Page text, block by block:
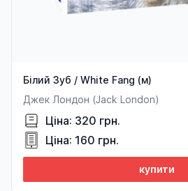
Білий Зуб / White Fang (м)
Джек Лондон (Jack London)
Ціна: 320 грн.
Ціна: 160 грн.
купити